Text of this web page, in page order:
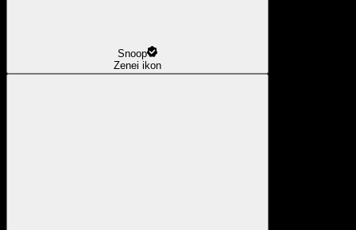
Snoop
Zenei ikon